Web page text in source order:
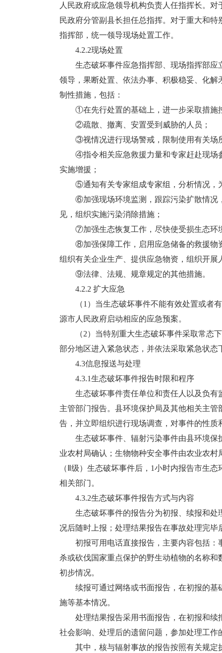
人民政府或应急领导机构负责人任指挥长。
民政府分管副县长担任总指挥。对于重大和
指挥部，统一领导现场处置工作。
4.2.2现场处置
生态破坏事件应急指挥部、现场指挥部应
领导，果断处置、依法办事、积极稳妥、化
制性措施，包括：
①在先行处置的基础上，进一步采取措施
②疏散、撤离、安置受到威胁的人员；
③视情况进行现场警戒，限制使用有关场
④指令相关应急救援力量和专家赶赴现场参
实施增援；
⑤通知有关专家组成专家组，分析情况，
⑥加强现场环境监测，跟踪污染扩散情况，
见，组织实施污染消除措施；
⑦加强生态恢复工作，尽快使受损生态环
⑧加强保障工作，启用应急储备的救援物资
组织有关企业生产、提供应急物资，组织开展
⑨法律、法规、规章规定的其他措施。
4.2.2 扩大应急
（1）当生态破坏事件不能有效处置或者有
源市人民政府启动相应的应急预案。
（2）当特别重大生态破坏事件采取常态下
部分地区进入紧急状态，并依法采取紧急状
4.3信息报送与处理
4.3.1生态破坏事件报告时限和程序
生态破坏事件责任单位和责任人以及负有
主管部门报告。县环境保护局及其他相关主
告，并立即组织进行现场调查，对事件的性质
生态破坏事件、辐射污染事件由县环境保
业农村局确认；生物物种安全事件由农业农
（Ⅱ级）生态破坏事件后，1小时内报告市生
相关部门。
4.3.2生态破坏事件报告方式与内容
生态破坏事件的报告分为初报、续报和处
况后随时上报；处理结果报告在事故处理完
初报可用电话直接报告，主要内容包括：
杀或砍伐国家重点保护的野生动植物的名称
初步情况。
续报可通过网络或书面报告，在初报的基
施等基本情况。
处理结果报告采用书面报告，在初报和续
社会影响、处理后的遗留问题，参加处理工
其中，核与辐射事故的报告按照有关规定